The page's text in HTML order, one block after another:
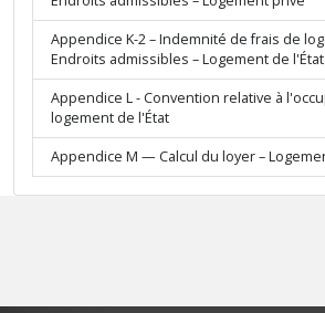
Appendice K-2 – Indemnité de frais de
Endroits admissibles – Logement de l'État
Appendice L - Convention relative à
logement de l'État
Appendice M — Calcul du loyer –